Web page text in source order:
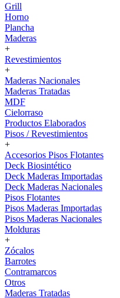
Grill
Horno
Plancha
Maderas
+
Revestimientos
+
Maderas Nacionales
Maderas Tratadas
MDF
Cielorraso
Productos Elaborados
Pisos / Revestimientos
+
Accesorios Pisos Flotantes
Deck Biosintético
Deck Maderas Importadas
Deck Maderas Nacionales
Pisos Flotantes
Pisos Maderas Importadas
Pisos Maderas Nacionales
Molduras
+
Zócalos
Barrotes
Contramarcos
Otros
Maderas Tratadas